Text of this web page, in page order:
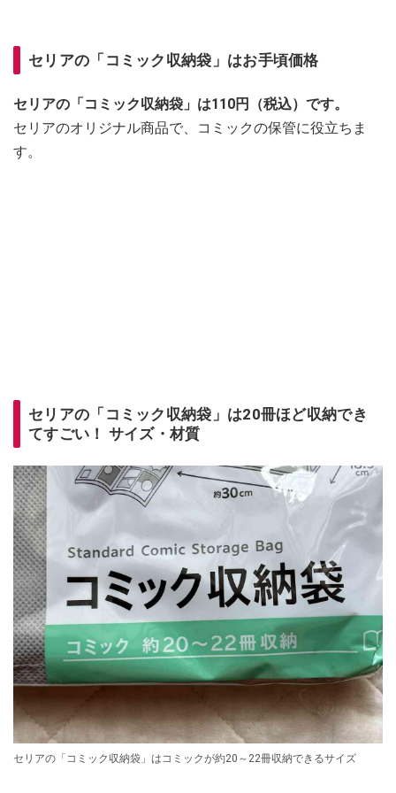
セリアの「コミック収納袋」はお手頃価格
セリアの「コミック収納袋」は110円（税込）です。
セリアのオリジナル商品で、コミックの保管に役立ちま
す。
セリアの「コミック収納袋」は20冊ほど収納でき
てすごい！ サイズ・材質
セリアの「コミック収納袋」はコミックが約20～22冊収納できるサイズ